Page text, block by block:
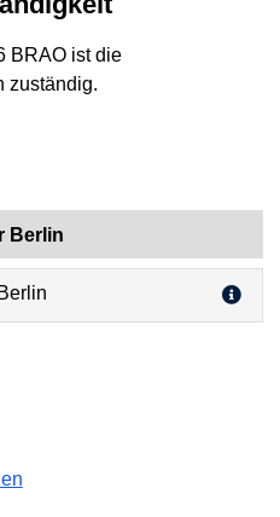
BRAO ist die
zuständig.
Berlin